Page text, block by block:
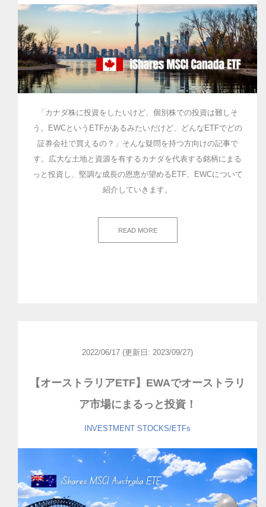
「カナダ株に投資をしたいけど、個別株での投資は難しそ
う。EWCというETFがあるみたいだけど、どんなETFでどの
証券会社で買えるの？」そんな疑問を持つ方向けの記事で
す。広大な土地と資源を有するカナダを代表する銘柄にまる
っと投資し、堅調な成長の恩恵が望めるETF、EWCについて
紹介していきます。
READ MORE
2022/06/17 (更新日: 2023/09/27)
【オーストラリアETF】EWAでオーストラリ
ア市場にまるっと投資！
INVESTMENT STOCKS/ETFs